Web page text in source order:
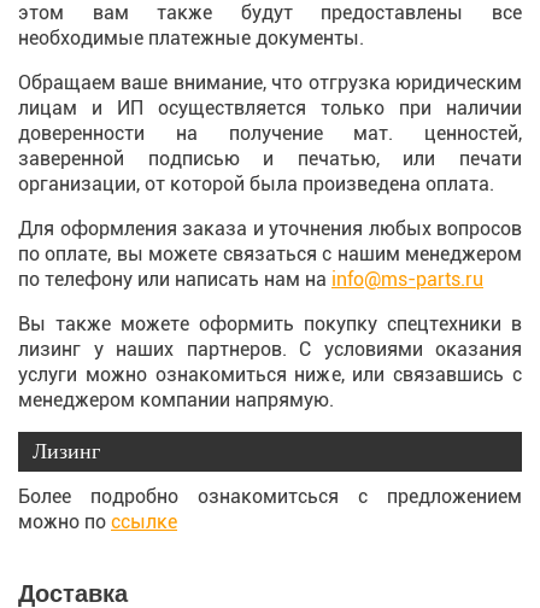
этом вам также будут предоставлены все
необходимые платежные документы.
Обращаем ваше внимание, что отгрузка юридическим
лицам и ИП осуществляется только при наличии
доверенности на получение мат. ценностей,
заверенной подписью и печатью, или печати
организации, от которой была произведена оплата.
Для оформления заказа и уточнения любых вопросов
по оплате, вы можете связаться с нашим менеджером
по телефону или написать нам на info@ms-parts.ru
Вы также можете оформить покупку спецтехники в
лизинг у наших партнеров. С условиями оказания
услуги можно ознакомиться ниже, или связавшись с
менеджером компании напрямую.
Лизинг
Более подробно ознакомитсься с предложением
можно по ссылке
Доставка